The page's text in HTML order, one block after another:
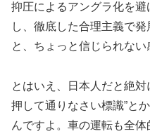
抑圧によるアングラ化を
し、徹底した合理主義で
と、ちょっと信じられない
とはいえ、日本人だと絶
押して通りなさい標識”と
んですよ。車の運転も全体